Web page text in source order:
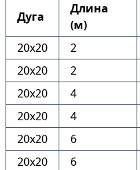
Дуга
Длина
(м)
20х20 2
20х20
2
20х20
4
20х20
4
20х20
6
20х20
6